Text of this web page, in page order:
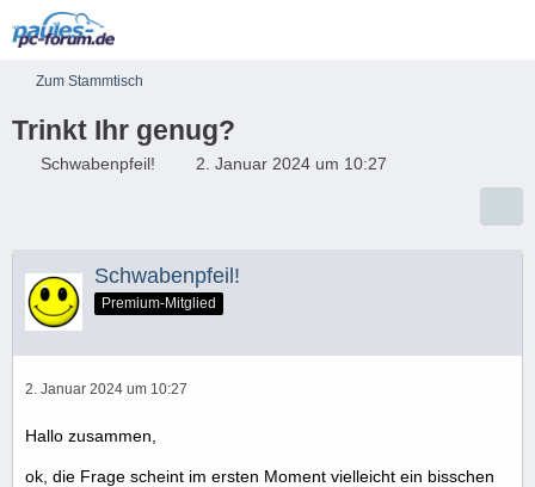
Zum Stammtisch
Trinkt Ihr genug?
Schwabenpfeil! 2. Januar 2024 um 10:27
Schwabenpfeil!
Premium-Mitglied
2. Januar 2024 um 10:27
Hallo zusammen,
ok, die Frage scheint im ersten Moment vielleicht ein bisschen